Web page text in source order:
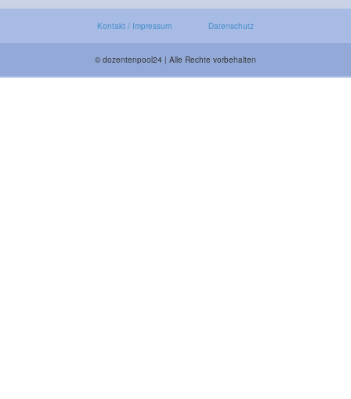
Kontakt / Impressum Datenschutz
© dozentenpool24 | Alle Rechte vorbehalten